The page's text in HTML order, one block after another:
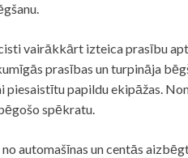
vairākkārt izteica prasību
prasības un turpināja
piesaistītu papildu ekipāžas.
spēkratu.
automašīnas un centās